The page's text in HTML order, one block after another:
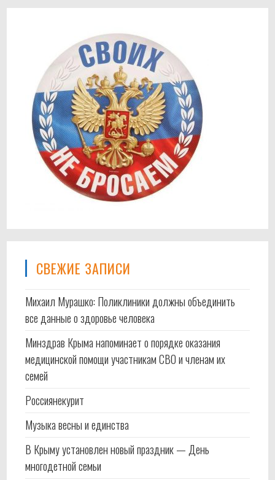
СВЕЖИЕ ЗАПИСИ
Михаил Мурашко: Поликлиники должны объединить
все данные о здоровье человека
Минздрав Крыма напоминает о порядке оказания
медицинской помощи участникам СВО и членам их
семей
Россиянекурит
Музыка весны и единства
В Крыму установлен новый праздник — День
многодетной семьи